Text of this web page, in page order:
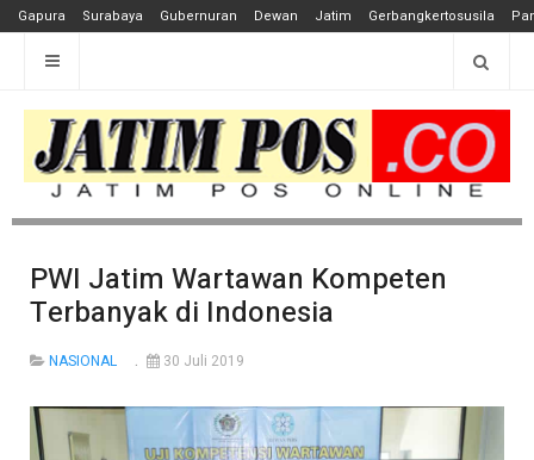
Gapura Surabaya Gubernuran Dewan Jatim Gerbangkertosusila
PWI Jatim Wartawan Kompeten
Terbanyak di Indonesia
NASIONAL 30 Juli 2019